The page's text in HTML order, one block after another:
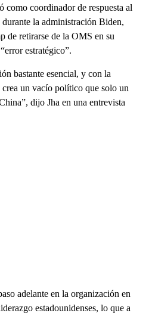
como coordinador de respuesta al
la administración Biden,
de retirarse de la OMS en su
estratégico”.
bastante esencial, y con la
un vacío político que solo un
dijo Jha en una entrevista
adelante en la organización en
estadounidenses, lo que a